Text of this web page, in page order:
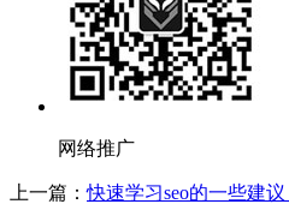
网络推广
上一篇：快速学习seo的一些建